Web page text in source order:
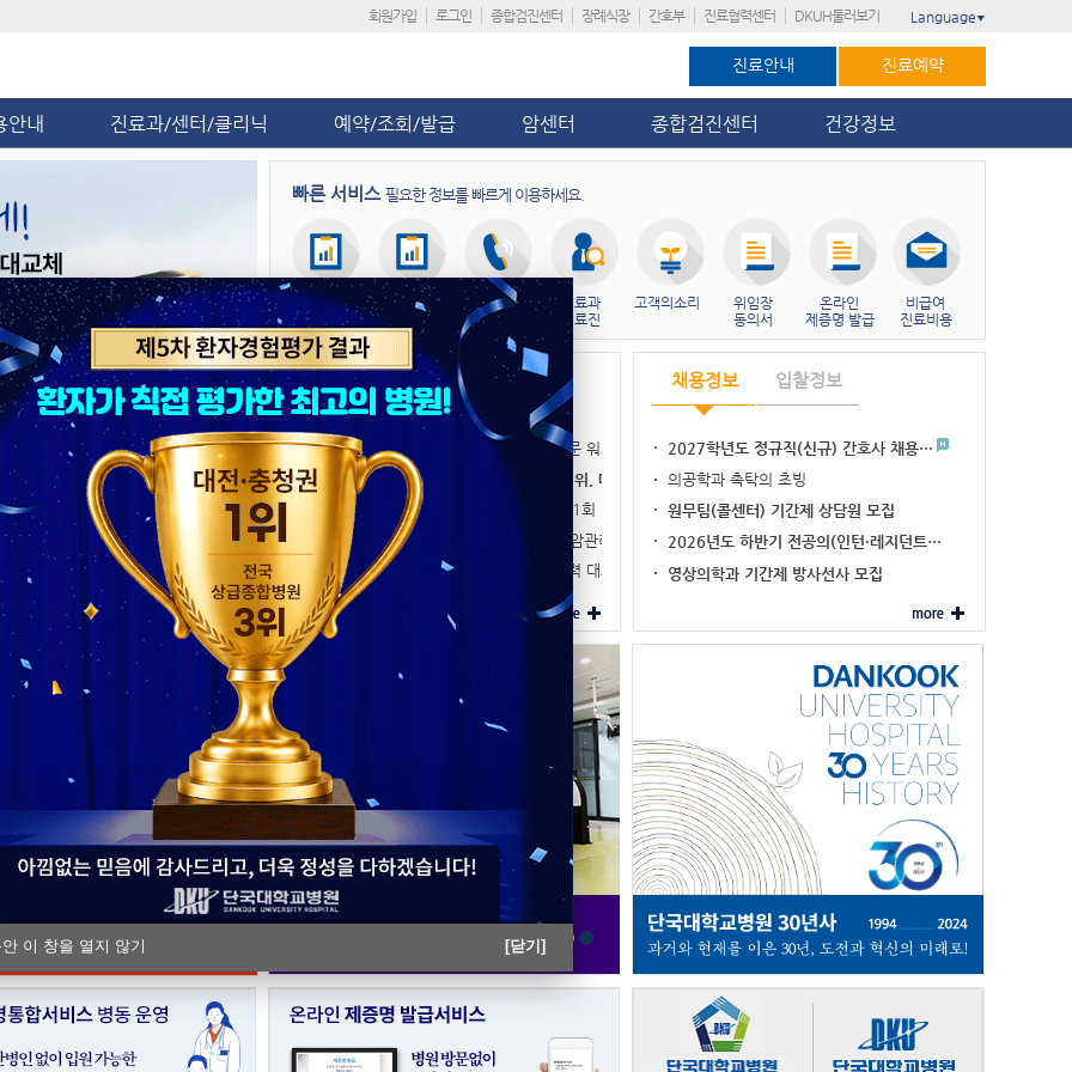
회원가입 로그인 종합검진센터 장례식장 간호부 진료협력센터 DKUH둘러보기 Language ▼
진료안내 진료예약
안내 진료과/센터/클리닉 예약/조회/발급 암센터 종합검진센터 건강정보
이 창을 열지 않기 [닫기]
빠른 서비스 필요한 정보를 빠르게 이용하세요.
회원가입 진료일정 진료예약
진료과
의료진
고객의소리
위임장
동의서
온라인
제증명 발급
비급여
진료비용
채용정보
2027학년도 정규직(신규) 간호사 채용…
의공학과 촉탁의 초빙
원무팀(콜센터) 기간제 상담원 모집
2026년도 하반기 전공의(인턴·레지던트…
영상의학과 기간제 방사선사 모집
입찰정보
병원뉴스
단국대병원, 응급 산모 이송 대비 실무 전문 워크숍…
제5차 환자경험평가 ‘전국 상급종합병원 3위, 대전…
단국대병원, ‘급성기뇌졸중 적정성 평가’ 11회 연…
단국대병원 충남지역암센터, ‘해외이주민 암관리 네비…
단국대병원, 충남Ⅰ권역 모자의료 진료협력 대표기관 …
공지사항